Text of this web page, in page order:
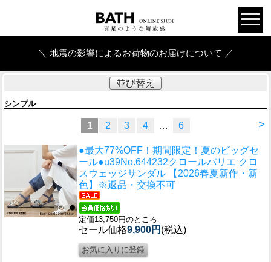
＼ 地震の影響によるお荷物のお届けについて ／
並び替え
シンプル
>
1 2 3 4 … 6
●最大77%OFF！期間限定！夏のビッグセ
ール●u39No.644232クロールバリエ クロ
スウェッジサンダル 【2026春夏新作・新
色】※返品・交換不可
定価13,750円のところ
セール価格9,900円 (税込)